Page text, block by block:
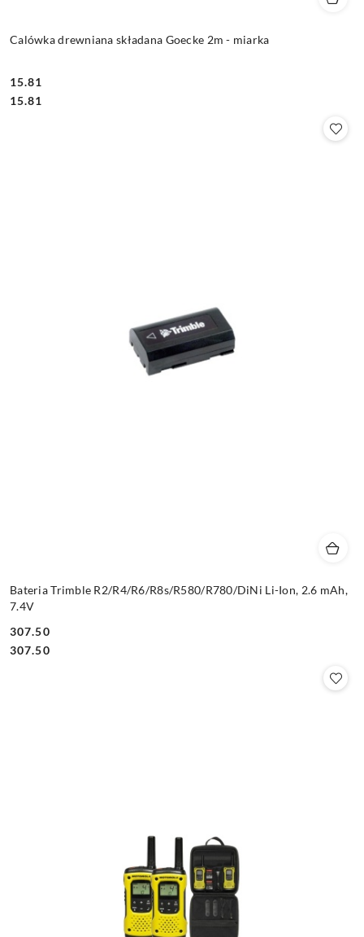
Calówka drewniana składana Goecke 2m - miarka
Cena:
15.81
Cena:
15.81
Bateria Trimble R2/R4/R6/R8s/R580/R780/DiNi Li-Ion, 2.6 mAh,
7.4V
Cena:
307.50
Cena:
307.50